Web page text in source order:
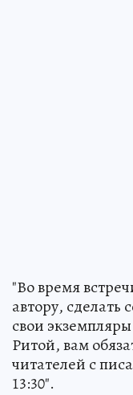
"Во время
автору, сделать
свои
Ритой, вам
читателей с
13:30".